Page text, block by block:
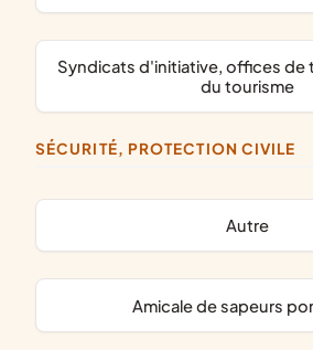
syndicats d'initiative, offices de tourisme, salons
du tourisme
SÉCURITÉ, PROTECTION CIVILE
Autre
amicale de sapeurs